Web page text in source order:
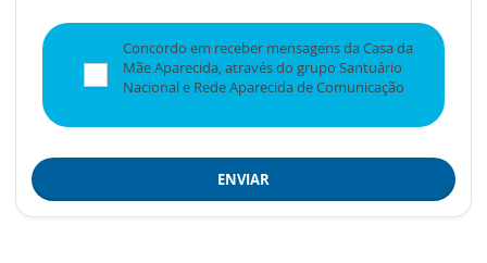
Concordo em receber mensagens da Casa da
Mãe Aparecida, através do grupo Santuário
Nacional e Rede Aparecida de Comunicação
ENVIAR